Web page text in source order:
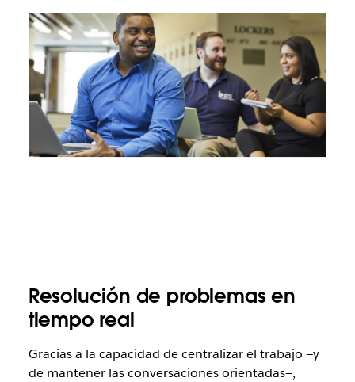
Resolución de problemas en
tiempo real
Gracias a la capacidad de centralizar el trabajo —y
de mantener las conversaciones orientadas—,